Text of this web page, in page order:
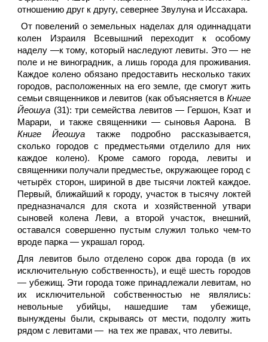
отношению друг к другу, севернее Звулуна и Иссахара.
От повелений о земельных наделах для одиннадцати
колен Израиля Всевышний переходит к особому
наделу —к тому, который наследуют левиты. Это — не
поле и не виноградник, а лишь города для проживания.
Каждое колено обязано предоставить несколько таких
городов, расположенных на его земле, где смогут жить
семьи священников и левитов (как объясняется в Книге
Йеошуа (31): три семейства левитов — Гершон, Кэат и
Марари, и также священники — сыновья Аарона. В
Книге Йеошуа также подробно рассказывается,
сколько городов с предместьями отделило для них
каждое колено). Кроме самого города, левиты и
священники получали предместье, окружающее город с
четырёх сторон, шириной в две тысячи локтей каждое.
Первый, ближайший к городу, участок в тысячу локтей
предназначался для скота и хозяйственной утвари
сыновей колена Леви, а второй участок, внешний,
оставался совершенно пустым служил только чем-то
вроде парка — украшал город.
Для левитов было отделено сорок два города (в их
исключительную собственность), и ещё шесть городов
— убежищ. Эти города тоже принадлежали левитам, но
их исключительной собственностью не являлись:
невольные убийцы, нашедшие там убежище,
вынуждены были, скрываясь от мести, подолгу жить
рядом с левитами — на тех же правах, что левиты.